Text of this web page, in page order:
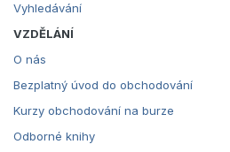
Vyhledávání
VZDĚLÁNÍ
O nás
Bezplatný úvod do obchodování
Kurzy obchodování na burze
Odborné knihy